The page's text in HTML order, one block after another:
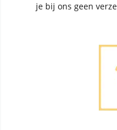
je bij ons geen